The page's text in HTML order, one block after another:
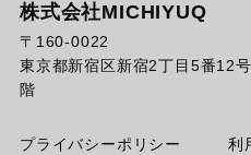
株式会社MICHIYUQ
〒160-0022
東京都新宿区新宿2丁目5番12
階
プライバシーポリシー 利